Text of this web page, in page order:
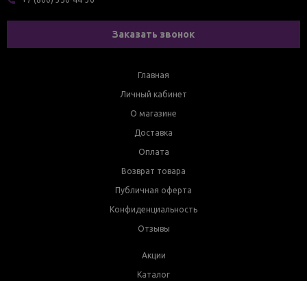
Заказать звонок
Главная
Личный кабинет
О магазине
Доставка
Оплата
Возврат товара
Публичная оферта
Конфиденциальность
Отзывы
Акции
Каталог